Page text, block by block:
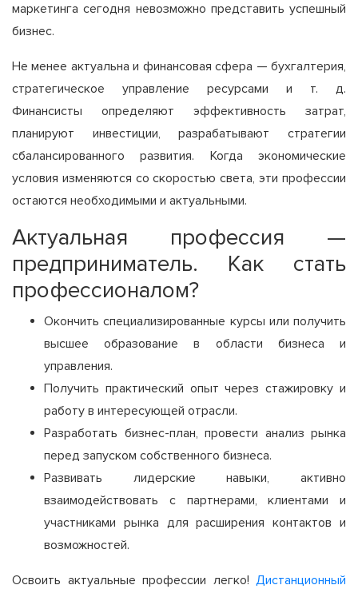
маркетинга сегодня невозможно представить успешный
бизнес.
Не менее актуальна и финансовая сфера — бухгалтерия,
стратегическое управление ресурсами и т. д.
Финансисты определяют эффективность затрат,
планируют инвестиции, разрабатывают стратегии
сбалансированного развития. Когда экономические
условия изменяются со скоростью света, эти профессии
остаются необходимыми и актуальными.
Актуальная профессия —
предприниматель. Как стать
профессионалом?
Окончить специализированные курсы или получить
высшее образование в области бизнеса и
управления.
Получить практический опыт через стажировку и
работу в интересующей отрасли.
Разработать бизнес-план, провести анализ рынка
перед запуском собственного бизнеса.
Развивать лидерские навыки, активно
взаимодействовать с партнерами, клиентами и
участниками рынка для расширения контактов и
возможностей.
Освоить актуальные профессии легко! Дистанционный